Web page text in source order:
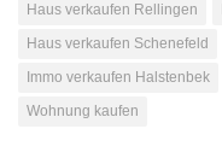
Haus verkaufen Rellingen
Haus verkaufen Schenefeld
Immo verkaufen Halstenbek
Wohnung kaufen